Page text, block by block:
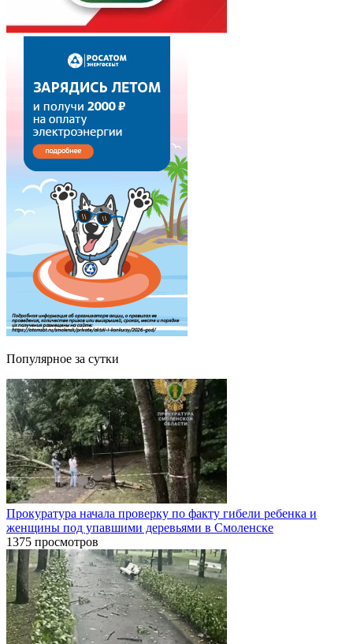
Популярное за сутки
Прокуратура начала проверку по факту гибели ребенка и
женщины под упавшими деревьями в Смоленске
1375 просмотров